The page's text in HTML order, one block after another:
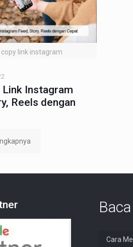
copy link instagram
Link Instagram
Reels dengan
Cara